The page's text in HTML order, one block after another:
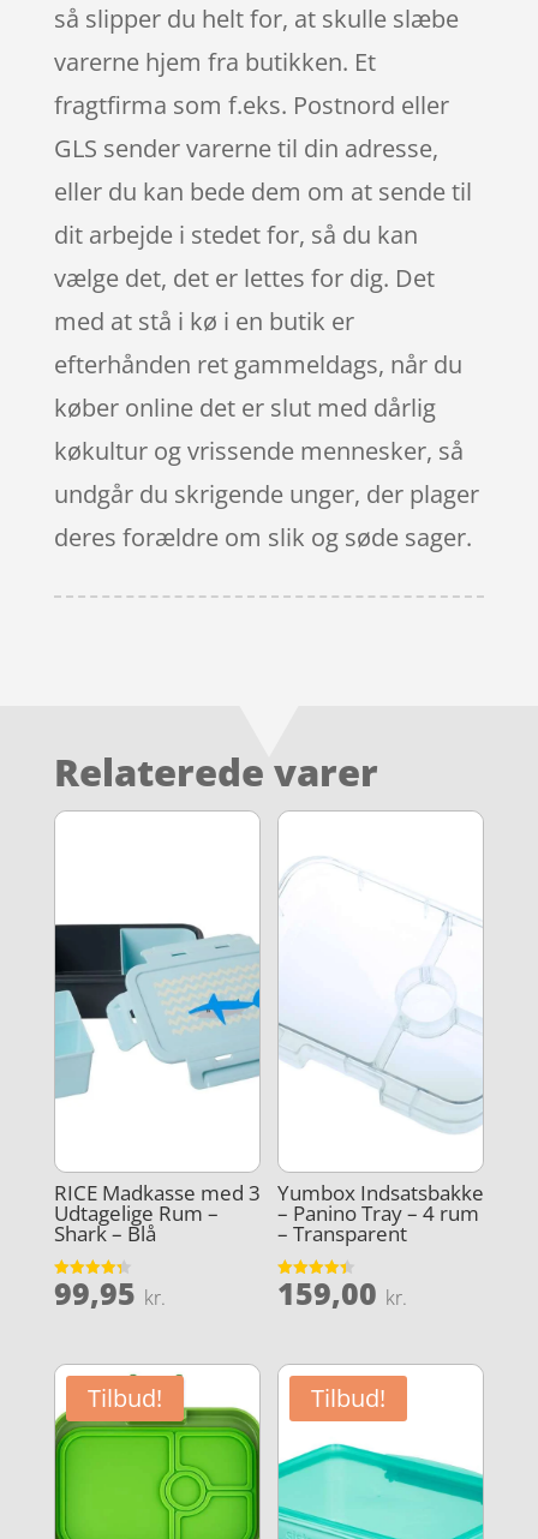
så slipper du helt for, at skulle slæbe
varerne hjem fra butikken. Et
fragtfirma som f.eks. Postnord eller
GLS sender varerne til din adresse,
eller du kan bede dem om at sende til
dit arbejde i stedet for, så du kan
vælge det, det er lettes for dig. Det
med at stå i kø i en butik er
efterhånden ret gammeldags, når du
køber online det er slut med dårlig
køkultur og vrissende mennesker, så
undgår du skrigende unger, der plager
deres forældre om slik og søde sager.
Relaterede varer
RICE Madkasse med 3
Udtagelige Rum –
Shark – Blå
Vurderet
4.3
99,95 kr.
Yumbox Indsatsbakke
– Panino Tray – 4 rum
– Transparent
Vurderet
4.4
159,00 kr.
Tilbud! Tilbud!